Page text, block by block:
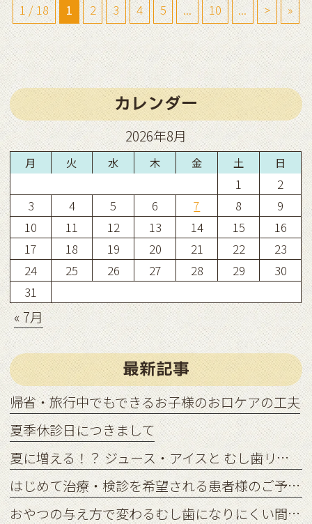
1 / 18 1 2 3 4 5 ... 10 ... > »
カレンダー
2026年8月
月 火 水 木 金 土 日
1
2
3
4 5 6 7 8
9
10
11 12 13 14 15
16
17
18 19 20 21 22
23
24
25 26 27 28 29
30
31
« 7月
最新記事
帰省・旅行中でもできるお子様のお口ケアの工夫
夏季休診日につきまして
夏に増える！？ ジュース・アイスと むし歯リスクの関係
はじめて治療・検診を希望される患者様のご予約状況につきまして
おやつの与え方で変わるむし歯になりにくい間食習慣